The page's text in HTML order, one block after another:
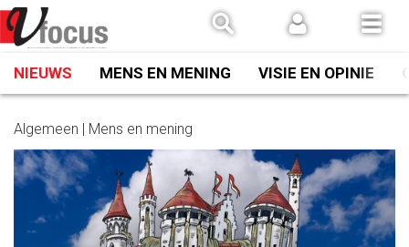
Spring
naar
inhoud
NIEUWS MENS EN MENING VISIE EN OPINIE
Algemeen | Mens en mening